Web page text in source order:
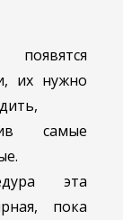
появятся
их нужно
самые
эта
пока